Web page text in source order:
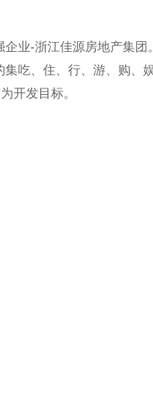
业-浙江佳源房地产集
吃、住、行、游、购
开发目标。